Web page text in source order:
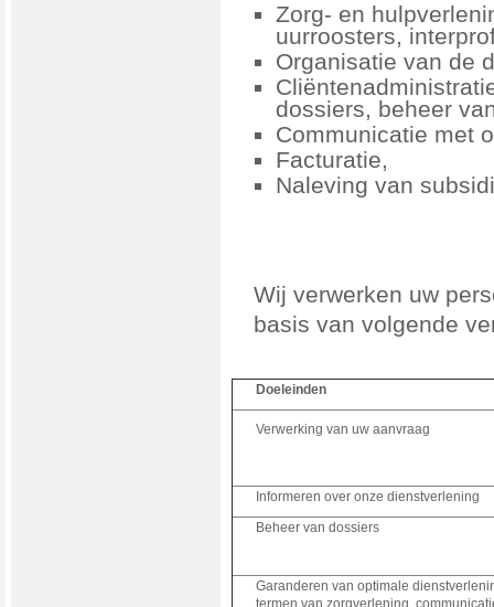
Zorg- en
uurroosters,
Organisatie van de
dossiers, beheer
Communicatie met
Facturatie,
Naleving van
Wij verwerken uw
basis van volgende
Doeleinden
Verwerking van uw aanvraag
Informeren over onze dienstverlening
Beheer van dossiers
Garanderen van optimale
termen van zorgverlening,